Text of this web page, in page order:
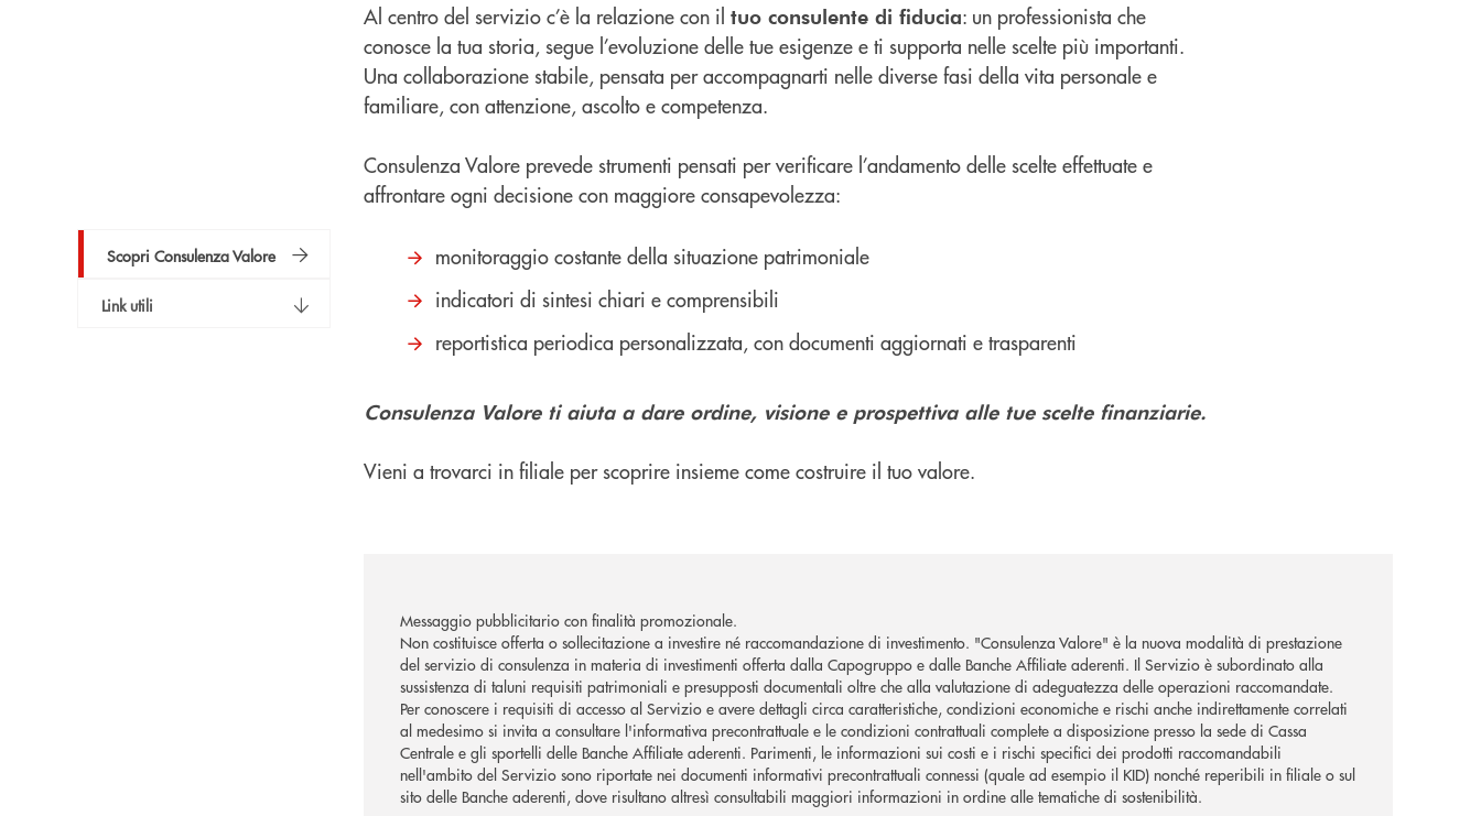
Scopri Consulenza Valore
Link utili
Al centro del servizio c’è la relazione con il tuo consulente di fiducia: un professionista che
conosce la tua storia, segue l’evoluzione delle tue esigenze e ti supporta nelle scelte più importanti.
Una collaborazione stabile, pensata per accompagnarti nelle diverse fasi della vita personale e
familiare, con attenzione, ascolto e competenza.
Consulenza Valore prevede strumenti pensati per verificare l’andamento delle scelte effettuate e
affrontare ogni decisione con maggiore consapevolezza:
monitoraggio costante della situazione patrimoniale
indicatori di sintesi chiari e comprensibili
reportistica periodica personalizzata, con documenti aggiornati e trasparenti
Consulenza Valore ti aiuta a dare ordine, visione e prospettiva alle tue scelte finanziarie.
Vieni a trovarci in filiale per scoprire insieme come costruire il tuo valore.
Messaggio pubblicitario con finalità promozionale.
Non costituisce offerta o sollecitazione a investire né raccomandazione di investimento. "Consulenza Valore" è la nuova modalità di prestazione
del servizio di consulenza in materia di investimenti offerta dalla Capogruppo e dalle Banche Affiliate aderenti. Il Servizio è subordinato alla
sussistenza di taluni requisiti patrimoniali e presupposti documentali oltre che alla valutazione di adeguatezza delle operazioni raccomandate.
Per conoscere i requisiti di accesso al Servizio e avere dettagli circa caratteristiche, condizioni economiche e rischi anche indirettamente correlati
al medesimo si invita a consultare l'informativa precontrattuale e le condizioni contrattuali complete a disposizione presso la sede di Cassa
Centrale e gli sportelli delle Banche Affiliate aderenti. Parimenti, le informazioni sui costi e i rischi specifici dei prodotti raccomandabili
nell'ambito del Servizio sono riportate nei documenti informativi precontrattuali connessi (quale ad esempio il KID) nonché reperibili in filiale o sul
sito delle Banche aderenti, dove risultano altresì consultabili maggiori informazioni in ordine alle tematiche di sostenibilità.